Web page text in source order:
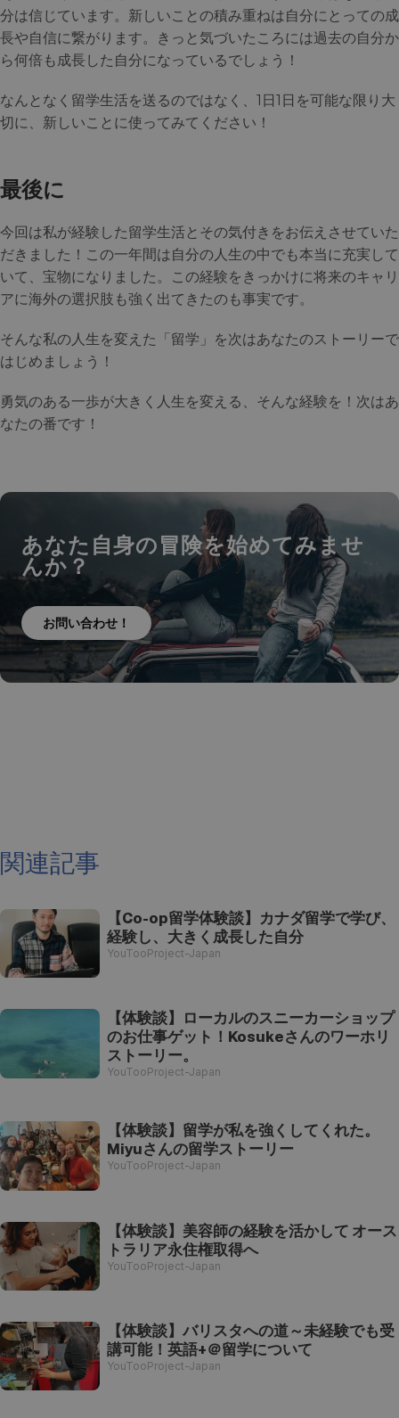
分は信じています。新しいことの積み重ねは自分にとっての成
長や自信に繋がります。きっと気づいたころには過去の自分か
ら何倍も成長した自分になっているでしょう！
なんとなく留学生活を送るのではなく、1日1日を可能な限り大
切に、新しいことに使ってみてください！
最後に
今回は私が経験した留学生活とその気付きをお伝えさせていた
だきました！この一年間は自分の人生の中でも本当に充実して
いて、宝物になりました。この経験をきっかけに将来のキャリ
アに海外の選択肢も強く出てきたのも事実です。
そんな私の人生を変えた「留学」を次はあなたのストーリーで
はじめましょう！
勇気のある一歩が大きく人生を変える、そんな経験を！次はあ
なたの番です！
あなた自身の冒険を始めてみませ
んか？
お問い合わせ！
関連記事
【Co-op留学体験談】カナダ留学で学び、
経験し、大きく成長した自分
YouTooProject-Japan
【体験談】ローカルのスニーカーショップ
のお仕事ゲット！Kosukeさんのワーホリ
ストーリー。
YouTooProject-Japan
【体験談】留学が私を強くしてくれた。
Miyuさんの留学ストーリー
YouTooProject-Japan
【体験談】美容師の経験を活かして オース
トラリア永住権取得へ
YouTooProject-Japan
【体験談】バリスタへの道～未経験でも受
講可能！英語+＠留学について
YouTooProject-Japan